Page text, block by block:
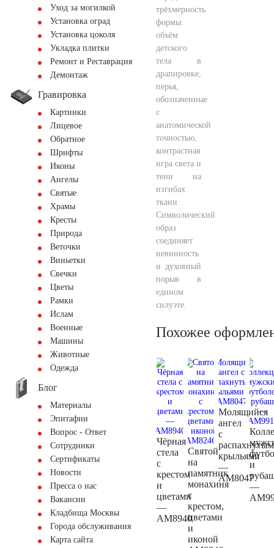
Уход за могилкой
Установка оград
Установка цоколя
Укладка плитки
Ремонт и Реставрация
Демонтаж
Гравировка
Картинки
Лицевое
Обратное
Шрифты
Иконы
Ангелы
Святые
Храмы
Кресты
Природа
Веточки
Виньетки
Свечки
Цветы
Рамки
Ислам
Военные
Машины
Животные
Одежда
Блог
Материалы
Эпитафии
Вопрос - Ответ
Сотрудники
Сертификаты
Новости
Пресса о нас
Вакансии
Кладбища Москвы
Города обслуживания
Карта сайта
трёхмерность
формы:
объём
детского
тела в
драпировке,
перья,
обозначенные
с
анатомической
точностью,
контрастная
игра света и
тени на
изгибах
ткани.
Символический
образ
соединяет
невинность
и духовный
порыв в
едином
силуэте.
Похожее
Чёрная
стела
с
крестом
и
цветами
—
AM8940
Святой
на
памятник
монахиня
с
крестом,
цветами
и
иконой
Молящийся
ангел
с
крыльями
—
AM8047
и
—